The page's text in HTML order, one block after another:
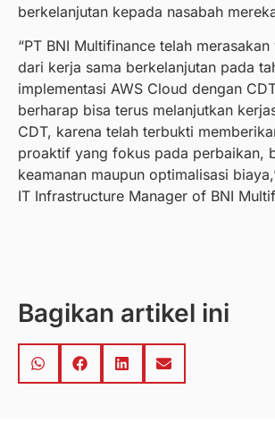
berkelanjutan kepada nasabah
“PT BNI Multifinance telah
dari kerja sama berkelanjutan pada
implementasi AWS Cloud dengan
berharap bisa terus melanjutkan
CDT, karena telah terbukti
proaktif yang fokus pada perbaikan,
keamanan maupun optimalisasi
IT Infrastructure Manager of BNI
Bagikan artikel ini